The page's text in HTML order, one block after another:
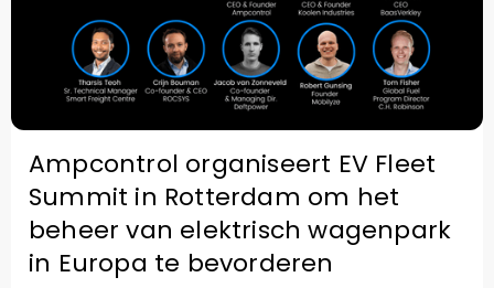
Ampcontrol organiseert EV Fleet
Summit in Rotterdam om het
beheer van elektrisch wagenpark
in Europa te bevorderen